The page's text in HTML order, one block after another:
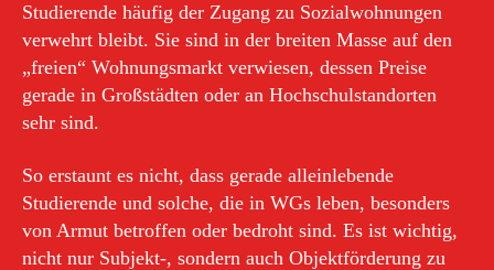
Studierende häufig der Zugang zu Sozialwohnungen
verwehrt bleibt. Sie sind in der breiten Masse auf den
„freien“ Wohnungsmarkt verwiesen, dessen Preise
gerade in Großstädten oder an Hochschulstandorten
sehr sind.
So erstaunt es nicht, dass gerade alleinlebende
Studierende und solche, die in WGs leben, besonders
von Armut betroffen oder bedroht sind. Es ist wichtig,
nicht nur Subjekt-, sondern auch Objektförderung zu